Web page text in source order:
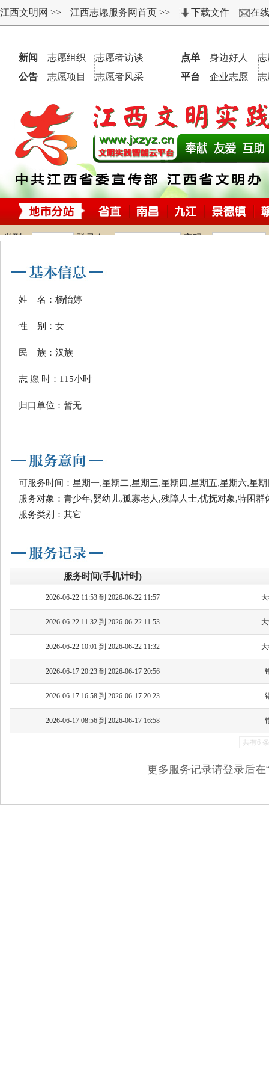
姓 名：杨怡婷
性 别：女
民 族：汉族
志 愿 时：115小时
归口单位：暂无
可服务时间：星期一,星期二,星期三,星期四,星期五,星期六,星期
服务对象：青少年,婴幼儿,孤寡老人,残障人士,优抚对象,特困群
服务类别：其它